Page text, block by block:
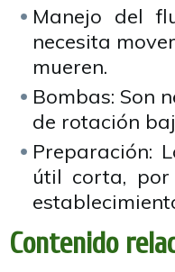
Manejo del
necesita
mueren.
Bombas: Son
de rotación
Preparación:
útil corta,
Contenido